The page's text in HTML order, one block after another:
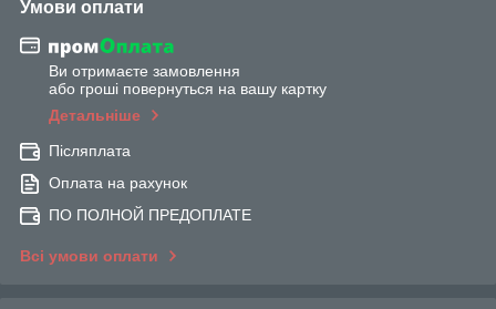
Умови оплати
Ви отримаєте замовлення
або гроші повернуться на вашу картку
Детальніше
Післяплата
Оплата на рахунок
ПО ПОЛНОЙ ПРЕДОПЛАТЕ
Всі умови оплати